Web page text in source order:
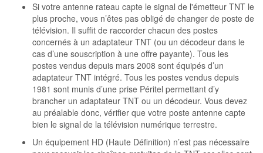
Si votre antenne rateau capte le signal de l'émetteur TNT le
plus proche, vous n’êtes pas obligé de changer de poste de
télévision. Il suffit de raccorder chacun des postes
concernés à un adaptateur TNT (ou un décodeur dans le
cas d’une souscription à une offre payante). Tous les
postes vendus depuis mars 2008 sont équipés d’un
adaptateur TNT intégré. Tous les postes vendus depuis
1981 sont munis d’une prise Péritel permettant d’y
brancher un adaptateur TNT ou un décodeur. Vous devez
au préalable donc, vérifier que votre poste antenne capte
bien le signal de la télévision numérique terrestre.
Un équipement HD (Haute Définition) n’est pas nécessaire